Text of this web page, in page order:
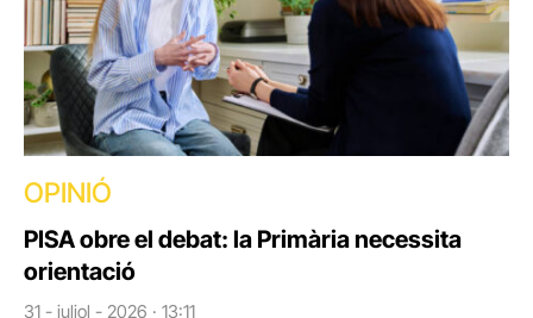
OPINIÓ
PISA obre el debat: la Primària necessita
orientació
31 - juliol - 2026 · 13:11